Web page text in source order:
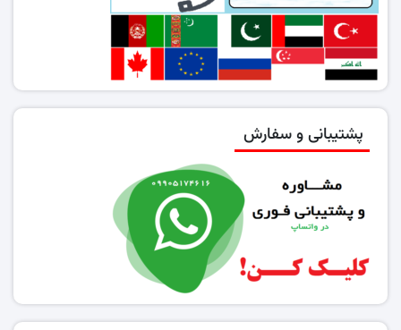
پشتیبانی و سفارش